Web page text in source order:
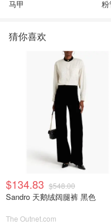
马甲
猜你喜欢
$134.83 $548.00
Sandro 天鹅绒阔腿裤 黑色
The Outnet.com